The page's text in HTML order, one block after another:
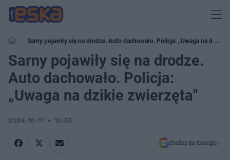
Sarny pojawiły się na drodze. Auto dachowało. Policja: „Uwaga na dzikie
zwierzęta"
Sarny pojawiły się na drodze.
Auto dachowało. Policja:
„Uwaga na dzikie zwierzęta"
2024-10-17 10:35
Dodaj do Google